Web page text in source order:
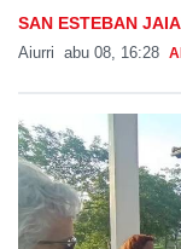
SAN ESTEBAN
Aiurri abu 08, 16:28